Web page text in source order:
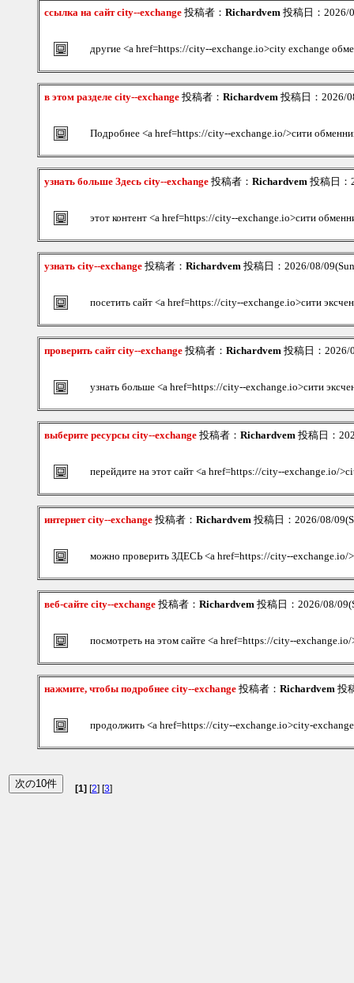
ссылка на сайт city--exchange 投稿者： Richardvem 投稿日：2026/
другие <a href=https://city--exchange.io>city exchange
в этом разделе city--exchange 投稿者： Richardvem 投稿日：2026/
Подробнее <a href=https://city--exchange.io/>сити
узнать больше Здесь city--exchange 投稿者： Richardvem 投稿日：
этот контент <a href=https://city--exchange.io>сити
узнать city--exchange 投稿者： Richardvem 投稿日：2026/08/
посетить сайт <a href=https://city--exchange.io>сити
проверить сайт city--exchange 投稿者： Richardvem 投稿日：
узнать больше <a href=https://city--exchange.io>сити
выберите ресурсы city--exchange 投稿者： Richardvem 投稿日：
перейдите на этот сайт <a href=https://city--exchange.io/
интернет city--exchange 投稿者： Richardvem 投稿日：2026/08/
можно проверить ЗДЕСЬ <a href=https://city--exchange.io/
веб-сайте city--exchange 投稿者： Richardvem 投稿日：2026/08/
посмотреть на этом сайте <a href=https://city--
нажмите, чтобы подробнее city--exchange 投稿者： Richardvem 投
продолжить <a href=https://city--exchange.io>city-
[1] [2] [3]